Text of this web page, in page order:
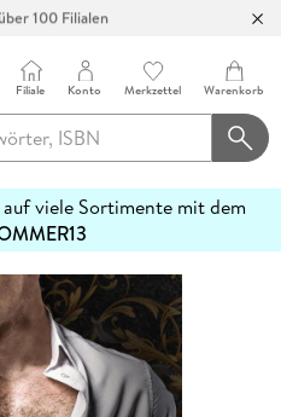
100 Filialen
Filiale Konto Merkzettel Warenkorb
viele Sortimente mit dem